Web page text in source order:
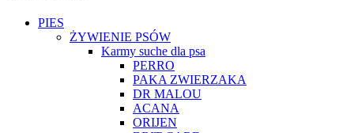
PIES
ŻYWIENIE PSÓW
Karmy suche dla psa
PERRO
PAKA ZWIERZAKA
DR MALOU
ACANA
ORIJEN